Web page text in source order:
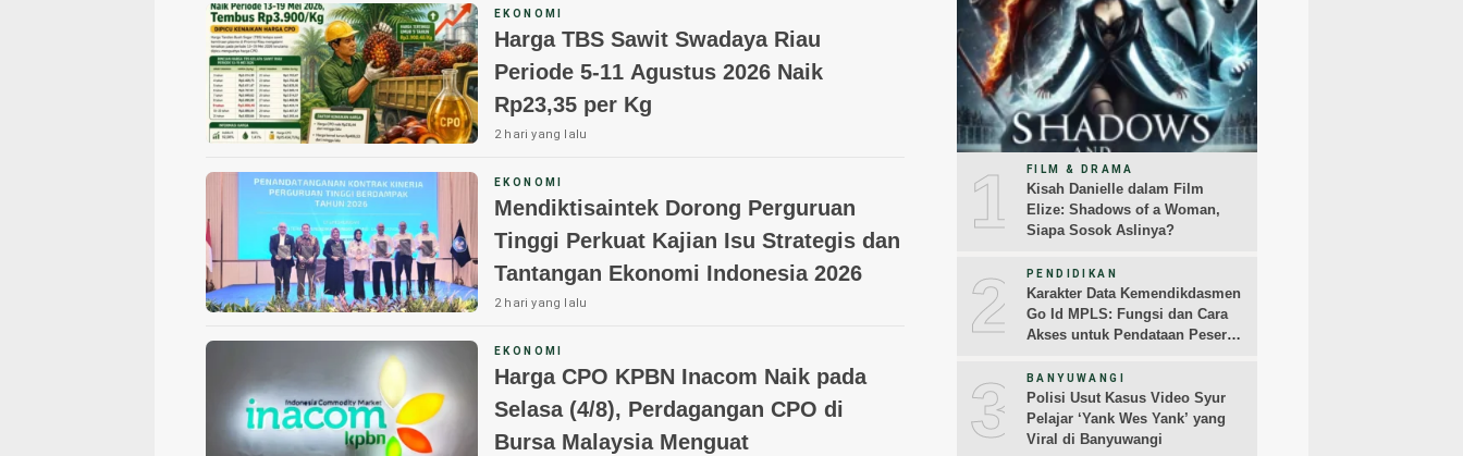
EKONOMI
Harga TBS Sawit Swadaya Riau
Periode 5-11 Agustus 2026 Naik
Rp23,35 per Kg
2 hari yang lalu
EKONOMI
Mendiktisaintek Dorong Perguruan
Tinggi Perkuat Kajian Isu Strategis dan
Tantangan Ekonomi Indonesia 2026
2 hari yang lalu
EKONOMI
Harga CPO KPBN Inacom Naik pada
Selasa (4/8), Perdagangan CPO di
Bursa Malaysia Menguat
1 FILM & DRAMA
Kisah Danielle dalam Film
Elize: Shadows of a Woman,
Siapa Sosok Aslinya?
2 PENDIDIKAN
Karakter Data Kemendikdasmen
Go Id MPLS: Fungsi dan Cara
Akses untuk Pendataan Peserta
3 BANYUWANGI
Polisi Usut Kasus Video Syur
Pelajar ‘Yank Wes Yank’ yang
Viral di Banyuwangi